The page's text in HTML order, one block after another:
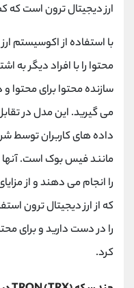
ارز دیجیتال ترون است
با استفاده از اکوسیستم
محتوا را با افراد دیگر به
سازنده محتوا برای محتوا
می گیرید. این مدل در
داده ‌های کاربران توسط
مانند فیس‌ بوک است. آنها
را انجام می دهند و از
که از ارز دیجیتال ترون
را در دست دارید و برای
کرد.